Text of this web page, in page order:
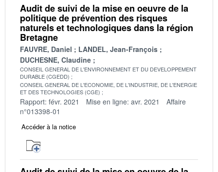
Audit de suivi de la mise en oeuvre de la
politique de prévention des risques
naturels et technologiques dans la région
Bretagne
FAUVRE, Daniel
LANDEL, Jean-François
DUCHESNE, Claudine
CONSEIL GENERAL DE L'ENVIRONNEMENT ET DU DEVELOPPEMENT
DURABLE (CGEDD)
CONSEIL GENERAL DE L'ECONOMIE, DE L'INDUSTRIE, DE L'ENERGIE
ET DES TECHNOLOGIES (CGE)
Rapport: févr. 2021 Mise en ligne: avr. 2021
Affaire
n°013398-01
Accéder à la notice